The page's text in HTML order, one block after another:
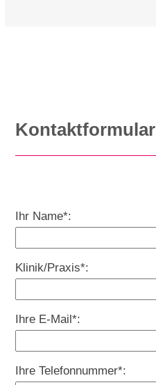
Kontaktformular
Ihr Name*:
Klinik/Praxis*:
Ihre E-Mail*:
Ihre Telefonnummer*: